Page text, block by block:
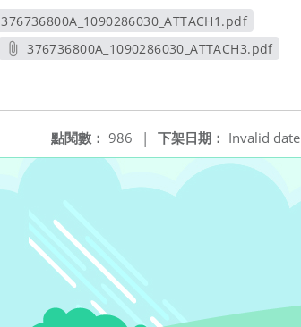
376736800A_1090286030_ATTACH1.pdf
另開新視窗
376736800A_1090286030_ATTACH3.pdf
下架日期： Invalid date
點閱數： 986 |